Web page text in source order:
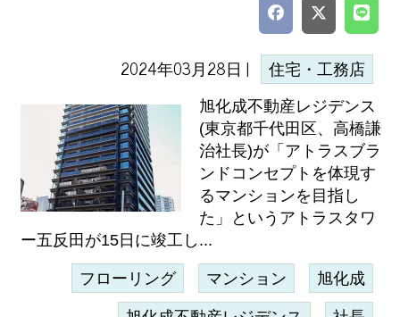
2024年03月28日 | 住宅・工務店
旭化成不動産レジデンス
(東京都千代田区、高橋謙
治社長)が「アトラスブラ
ンドコンセプトを体現す
るマンションを目指し
た」というアトラスタワ
ー五反田が15日に竣工し...
フローリング マンション 旭化成